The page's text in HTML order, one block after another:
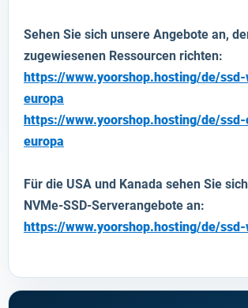
Sehen Sie sich unsere Angebote an,
zugewiesenen Ressourcen richten:
https://www.yoorshop.hosting/de/
europa
https://www.yoorshop.hosting/de/
europa
Für die USA und Kanada sehen Sie
NVMe-SSD-Serverangebote an:
https://www.yoorshop.hosting/de/